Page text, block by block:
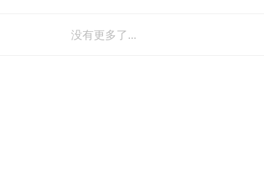
没有更多了...